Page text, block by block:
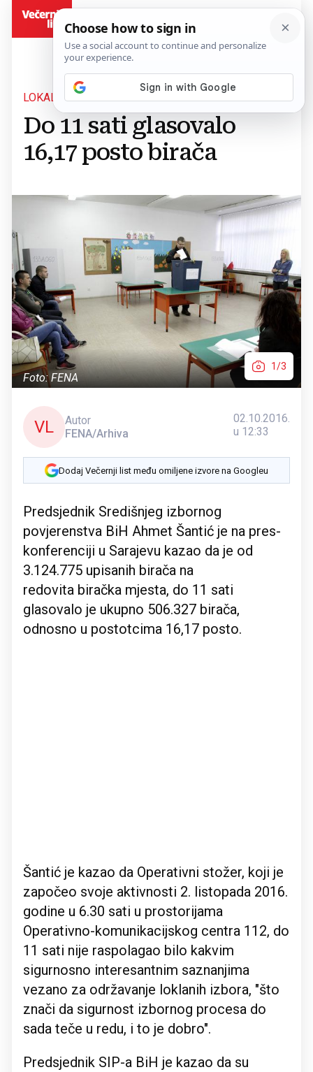
LOKALNI IZBORI BIH
Do 11 sati glasovalo
16,17 posto birača
Foto: FENA
1/3
VL
Autor
FENA/Arhiva
02.10.2016.
u 12:33
Dodaj Večernji list među omiljene izvore na Googleu
Predsjednik Središnjeg izbornog
povjerenstva BiH Ahmet Šantić je na pres-
konferenciji u Sarajevu kazao da je od
3.124.775 upisanih birača na
redovita biračka mjesta, do 11 sati
glasovalo je ukupno 506.327 birača,
odnosno u postotcima 16,17 posto.
Šantić je kazao da Operativni stožer, koji je
započeo svoje aktivnosti 2. listopada 2016.
godine u 6.30 sati u prostorijama
Operativno-komunikacijskog centra 112, do
11 sati nije raspolagao bilo kakvim
sigurnosno interesantnim saznanjima
vezano za održavanje loklanih izbora, "što
znači da sigurnost izbornog procesa do
sada teče u redu, i to je dobro".
Predsjednik SIP-a BiH je kazao da su